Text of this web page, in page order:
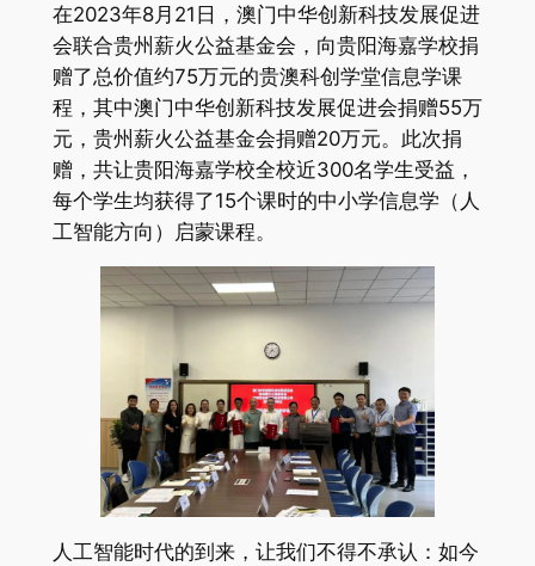
在2023年8月21日，澳门中华创新科技发展促进
会联合贵州薪火公益基金会，向贵阳海嘉学校捐
赠了总价值约75万元的贵澳科创学堂信息学课
程，其中澳门中华创新科技发展促进会捐赠55万
元，贵州薪火公益基金会捐赠20万元。此次捐
赠，共让贵阳海嘉学校全校近300名学生受益，
每个学生均获得了15个课时的中小学信息学（人
工智能方向）启蒙课程。
人工智能时代的到来，让我们不得不承认：如今